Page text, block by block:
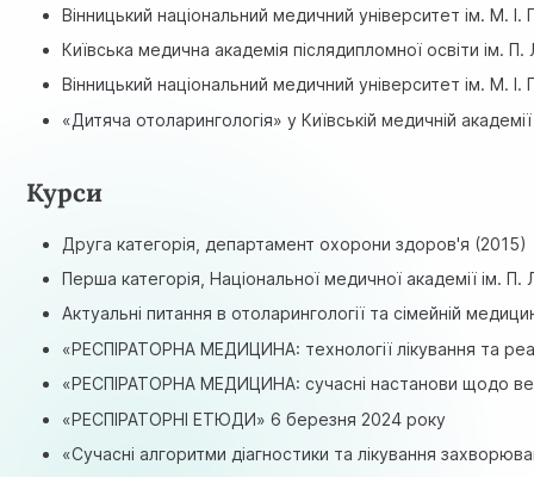
Вінницький національний медичний університет ім. М.
Київська медична академія післядипломної освіти ім.
Вінницький національний медичний університет ім. М.
«Дитяча отоларингологія» у Київській медичній
Курси
Друга категорія, департамент охорони здоров'я (2015)
Перша категорія, Національної медичної академії ім.
Актуальні питання в отоларингології та сімейній
«РЕСПІРАТОРНА МЕДИЦИНА: технології лікування та
«РЕСПІРАТОРНА МЕДИЦИНА: сучасні настанови щодо
«РЕСПІРАТОРНІ ЕТЮДИ» 6 березня 2024 року
«Сучасні алгоритми діагностики та лікування